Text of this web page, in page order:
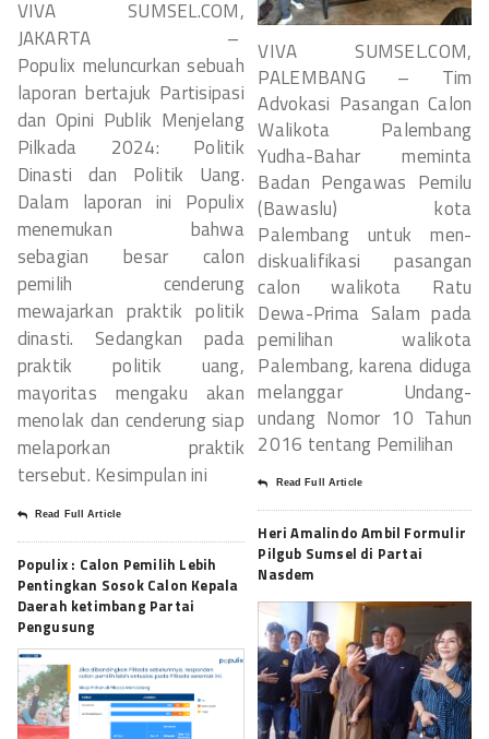
VIVA SUMSEL.COM,
JAKARTA –
Populix meluncurkan sebuah
laporan bertajuk Partisipasi
dan Opini Publik Menjelang
Pilkada 2024: Politik
Dinasti dan Politik Uang.
Dalam laporan ini Populix
menemukan bahwa
sebagian besar calon
pemilih cenderung
mewajarkan praktik politik
dinasti. Sedangkan pada
praktik politik uang,
mayoritas mengaku akan
menolak dan cenderung siap
melaporkan praktik
tersebut. Kesimpulan ini
Read Full Article
Populix : Calon Pemilih Lebih
Pentingkan Sosok Calon Kepala
Daerah ketimbang Partai
Pengusung
VIVA SUMSEL.COM,
PALEMBANG – Tim
Advokasi Pasangan Calon
Walikota Palembang
Yudha-Bahar meminta
Badan Pengawas Pemilu
(Bawaslu) kota
Palembang untuk men-
diskualifikasi pasangan
calon walikota Ratu
Dewa-Prima Salam pada
pemilihan walikota
Palembang, karena diduga
melanggar Undang-
undang Nomor 10 Tahun
2016 tentang Pemilihan
Read Full Article
Heri Amalindo Ambil Formulir
Pilgub Sumsel di Partai
Nasdem